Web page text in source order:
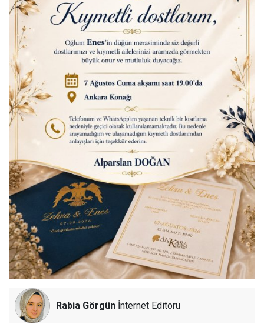
Rabia Görgün İnternet Editörü